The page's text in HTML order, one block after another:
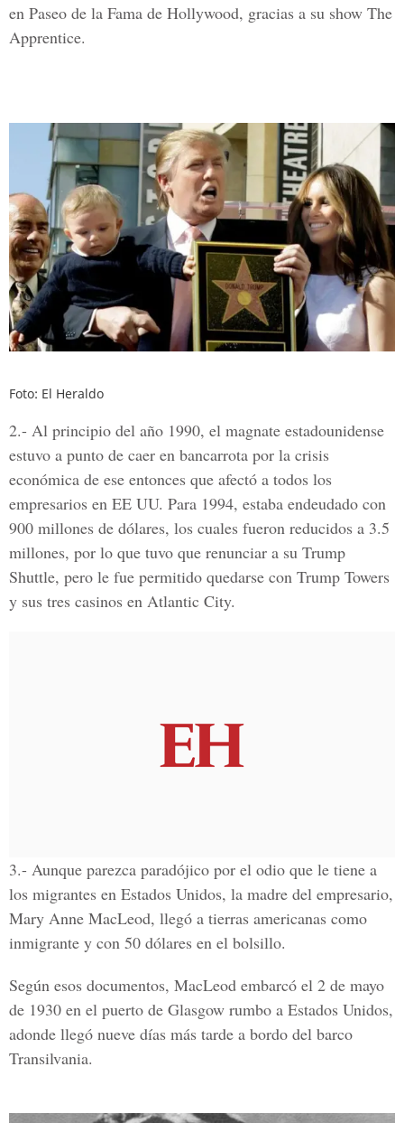
en Paseo de la Fama de Hollywood, gracias a su show The
Apprentice.
Foto: El Heraldo
2.- Al principio del año 1990, el magnate estadounidense
estuvo a punto de caer en bancarrota por la crisis
económica de ese entonces que afectó a todos los
empresarios en EE UU. Para 1994, estaba endeudado con
900 millones de dólares, los cuales fueron reducidos a 3.5
millones, por lo que tuvo que renunciar a su Trump
Shuttle, pero le fue permitido quedarse con Trump Towers
y sus tres casinos en Atlantic City.
3.- Aunque parezca paradójico por el odio que le tiene a
los migrantes en Estados Unidos, la madre del empresario,
Mary Anne MacLeod, llegó a tierras americanas como
inmigrante y con 50 dólares en el bolsillo.
Según esos documentos, MacLeod embarcó el 2 de mayo
de 1930 en el puerto de Glasgow rumbo a Estados Unidos,
adonde llegó nueve días más tarde a bordo del barco
Transilvania.